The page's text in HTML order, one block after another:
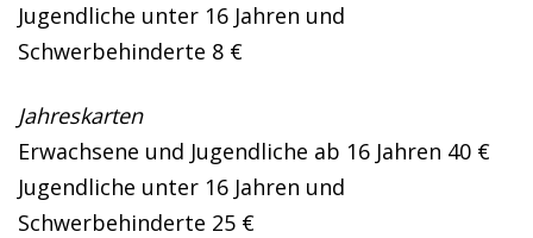
Jugendliche unter 16 Jahren und
Schwerbehinderte 8 €
Jahreskarten
Erwachsene und Jugendliche ab 16 Jahren 40 €
Jugendliche unter 16 Jahren und
Schwerbehinderte 25 €